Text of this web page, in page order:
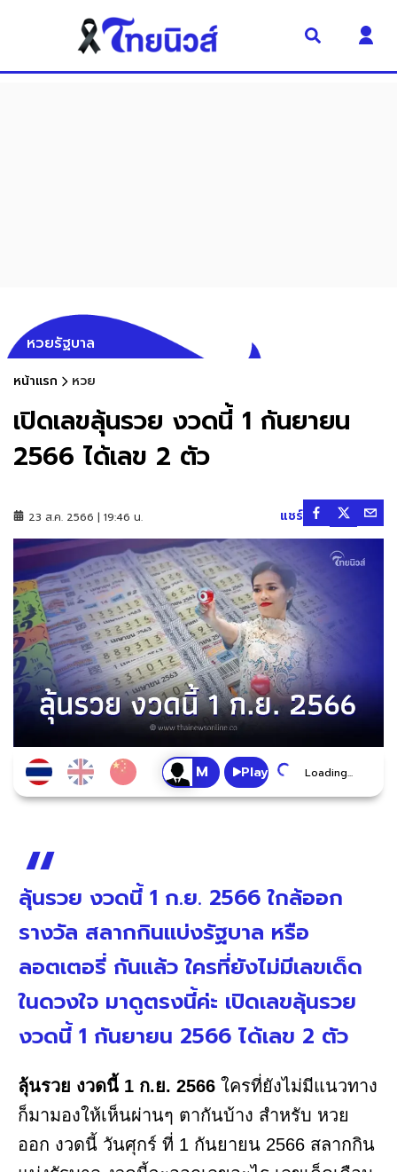
หวยรัฐบาล
หน้าแรก หวย
เปิดเลขลุ้นรวย งวดนี้ 1 กันยายน
2566 ได้เลข 2 ตัว
23 ส.ค. 2566 | 19:46 น. แชร์
Play Loading...
ลุ้นรวย งวดนี้ 1 ก.ย. 2566 ใกล้ออก
รางวัล สลากกินแบ่งรัฐบาล หรือ
ลอตเตอรี่ กันแล้ว ใครที่ยังไม่มีเลขเด็ด
ในดวงใจ มาดูตรงนี้ค่ะ เปิดเลขลุ้นรวย
งวดนี้ 1 กันยายน 2566 ได้เลข 2 ตัว
ลุ้นรวย งวดนี้ 1 ก.ย. 2566 ใครที่ยังไม่มีแนวทาง
ก็มามองให้เห็นผ่านๆ ตากันบ้าง สำหรับ หวย
ออก งวดนี้ วันศุกร์ ที่ 1 กันยายน 2566 สลากกิน